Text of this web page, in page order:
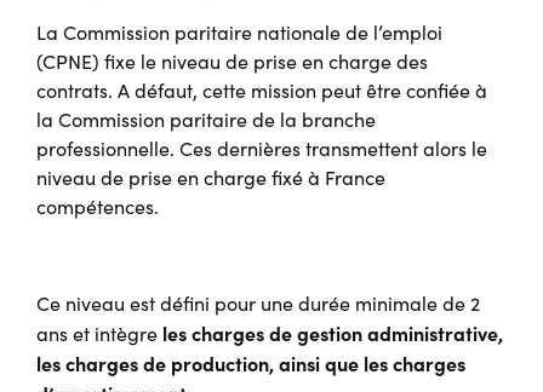
La Commission paritaire nationale de l’emploi
(CPNE) fixe le niveau de prise en charge des
contrats. A défaut, cette mission peut être confiée à
la Commission paritaire de la branche
professionnelle. Ces dernières transmettent alors le
niveau de prise en charge fixé à France
compétences.
Ce niveau est défini pour une durée minimale de 2
ans et intègre les charges de gestion administrative,
les charges de production, ainsi que les charges